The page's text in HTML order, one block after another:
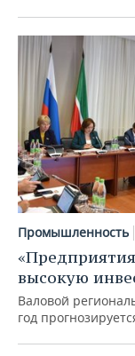
Промышленность
высокую
Валовой
год